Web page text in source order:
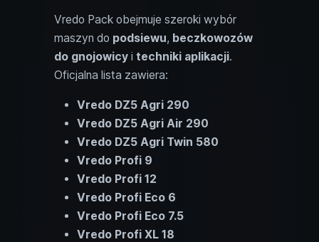
Vredo Pack obejmuje szeroki wybór
maszyn do podsiewu, beczkowozów
do gnojowicy i techniki aplikacji.
Oficjalna lista zawiera:
Vredo DZ5 Agri 290
Vredo DZ5 Agri Air 290
Vredo DZ5 Agri Twin 580
Vredo Profi 9
Vredo Profi 12
Vredo Profi Eco 6
Vredo Profi Eco 7.5
Vredo Profi XL 18